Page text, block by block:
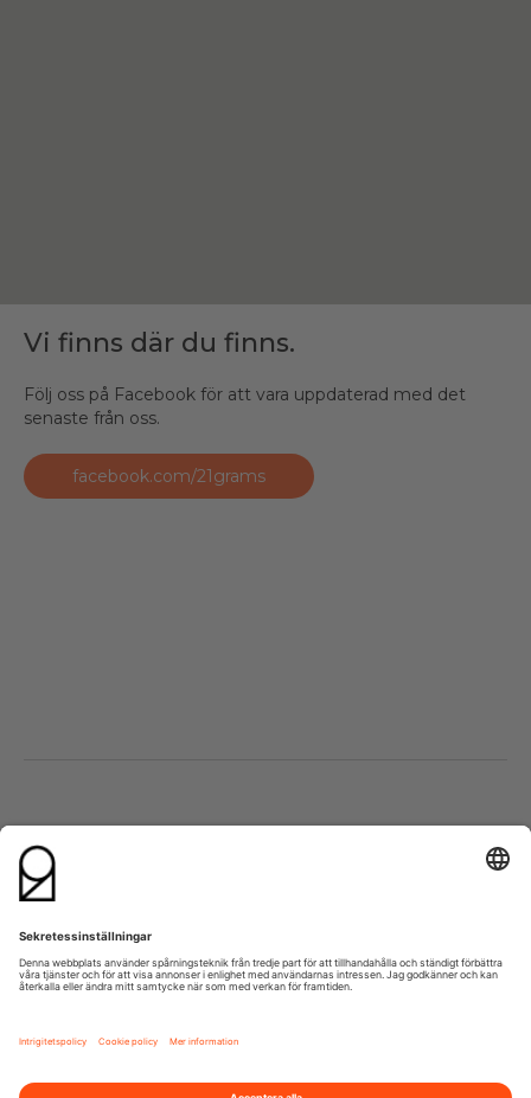
Vi finns där du finns.
Följ oss på Facebook för att vara uppdaterad med det
senaste från oss.
facebook.com/21grams
120 31 Stockholm
+46 8 600 37 21